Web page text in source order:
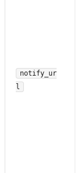
notify_ur
l